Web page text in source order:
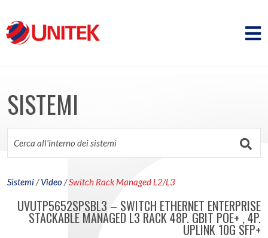
SISTEMI
Sistemi/Video/Switch Rack Managed L2/L3
UVUTP5652SPSBL3 – SWITCH ETHERNET ENTERPRISE
STACKABLE MANAGED L3 RACK 48P. GBIT POE+ , 4P.
UPLINK 10G SFP+